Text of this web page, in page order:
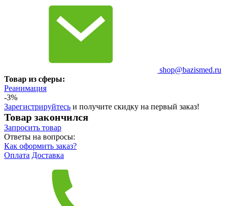
shop@bazismed.ru
Товар из сферы:
Реанимация
-3%
Зарегистрируйтесь и получите скидку на первый заказ!
Товар закончился
Запросить товар
Ответы на вопросы:
Как оформить заказ?
Оплата Доставка